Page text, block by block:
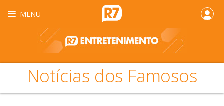
MENU
Notícias dos Famosos